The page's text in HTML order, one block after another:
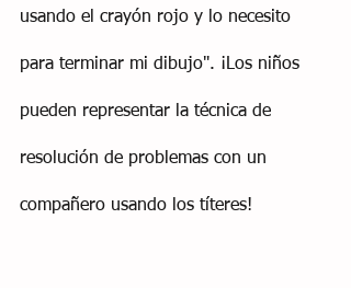
usando el crayón rojo y lo necesito
para terminar mi dibujo". ¡Los niños
pueden representar la técnica de
resolución de problemas con un
compañero usando los títeres!